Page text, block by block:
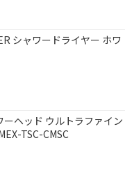
シャワードライヤー ホワ
ヘッド ウルトラファイン
TSC-CMSC
浄水機能